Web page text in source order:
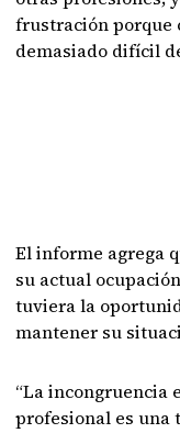
frustración porque
demasiado difícil
El informe agrega
su actual
tuviera la
mantener su
“La incongruencia
profesional es una